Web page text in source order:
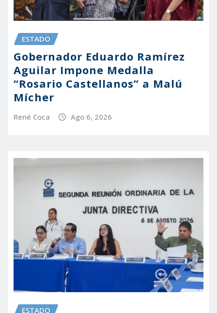
ESTADO
Gobernador Eduardo Ramírez
Aguilar Impone Medalla
“Rosario Castellanos” a Malú
Mícher
René Coca Ago 6, 2026
ESTADO